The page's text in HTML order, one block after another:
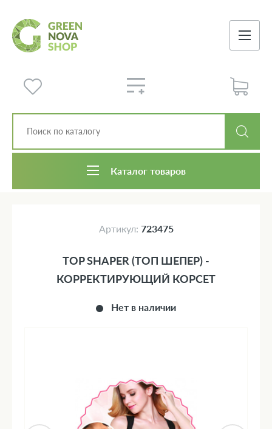
Каталог товаров
Артикул: 723475
Нет в наличии
TOP SHAPER (ТОП ШЕПЕР) -
КОРРЕКТИРУЮЩИЙ КОРСЕТ